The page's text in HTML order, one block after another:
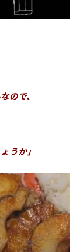
ので、
うか」